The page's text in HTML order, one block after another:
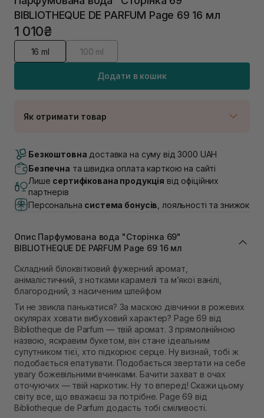
BIBLIOTHEQUE DE PARFUM Page 69 16 мл
1 010₴
16 ml 100 ml
Додати в кошик
Як отримати товар
В наявності
Самовивіз м. Луцьк, вул. Винниченка 4
В наявності
Самовивіз м. Львів, вул. Академіка Підстригача, 1В
(Duck’s Lake)
В наявності
В наявності
Самовивіз м. Львів, вул. Степана Бандери 45
Самовивіз м. Рівне, вул. 16-го Липня, 15
В наявності
Самовивіз м. Рівне, вул. Кулика і Гудачека 23 (ТЦ
Екватор)
В наявності
Безкоштовна доставка на суму від 3000 UAH
Безпечна та швидка оплата карткою на сайті
Лише сертифікована продукція від офіційних
партнерів
Персональна система бонусів , лояльності та знижок
Опис Парфумована вода "Сторінка 69"
BIBLIOTHEQUE DE PARFUM Page 69 16 мл
Складний білоквітковий фужерний аромат,
анімалістичний, з нотками карамелі та м’якої ванілі,
благородний, з насиченим шлейфом
Ти не звикла панькатися? За маскою дівчинки в рожевих
окулярах ховати вибуховий характер? Page 69 від
Bibliotheque de Parfum — твій аромат. З прямолінійною
назвою, яскравим букетом, він стане ідеальним
супутником тієї, хто підкорює серце. Ну визнай, тобі ж
подобається епатувати. Подобається звертати на себе
увагу божевільними вчинками. Бачити захват в очах
оточуючих — твій наркотик. Ну то вперед! Скажи цьому
світу все, що вважаєш за потрібне. Page 69 від
Bibliotheque de Parfum додасть тобі сміливості.